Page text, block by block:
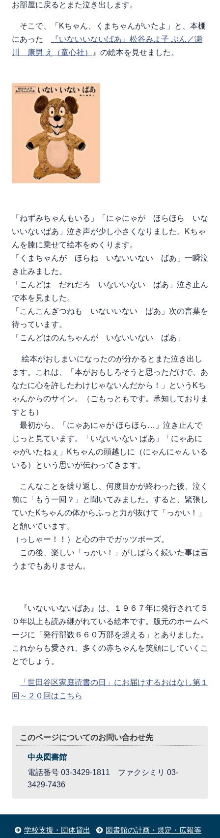
お部屋に戻るとまた泣き出します。
そこで、「Kちゃん、くまちゃんがいたよ」と、本棚
にあった
『いないいないばあ』松谷みよ子 ぶん／瀬
川 康男 え（童心社）
』の絵本を見せました。
「ねずみちゃんもいる」「にゃにゃが ほらほら いな
いいないばあ」泣き声が少し小さくなりました。Kちゃ
んを膝に乗せて絵本をめくります。
「くまちゃんが ほらね いないいない ばあ」一瞬泣
き止みました。
「こんどは だれだろ いないいない ばあ」泣き止ん
で本を見ました。
「こんこんぎつねも いないいない ばあ」次の言葉を
待っています。
「こんどはのんちゃんが いないいない ばあ」
絵本がおしまいになったのが分かるとまた泣き出し
ます。これは、「本がおもしろそうと思っただけで、あ
なたに心を許したわけじゃないんだから！」というKち
ゃんからのサイン。（ごもっともです。承知しておりま
すとも）
最初から、「にゃあにゃが ほらほら…」泣き止んで
じっと見ています。「いないいない ばあ」「にゃあに
ゃがいたねぇ」Kちゃんの頭越しに（にゃんにゃん いる
いる）という思いが伝わってきます。
こんなことを繰り返し、何度目かが終わった後、泣く
前に「もう一回？」と聞いてみました。すると、緊張し
ていたKちゃんの体からふっと力が抜けて「っかい！」
と頷いています。
（っしゃー！！）と心の中でガッツポーズ。
この後、楽しい「っかい！」がしばらく続いた事は言
うまでもありません。
『いないいないばあ』は、１９６７年に発行されて５
０年以上も読み継がれている絵本です。版元のホームペ
ージに「発行部数６６０万部を超える」とありました。
これからも愛され、多くの赤ちゃんを笑顔にしていくこ
とでしょう。
「世田谷区家庭読書の日」にお届けするおはなし第１
回～２０回はこちら
このページについてのお問い合わせ先
中央図書館
電話番号 03-3429-1811 ファクシミリ 03-
3429-7436
学校支援・団体貸出 図書館の計画・規定・広報等